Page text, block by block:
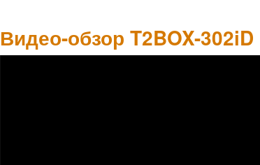
Видео-обзор T2BOX-302iD